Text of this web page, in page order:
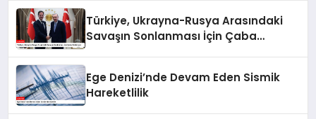
Türkiye, Ukrayna-Rusya Arasındaki
Savaşın Sonlanması İçin Çaba
Ege Denizi’nde Devam Eden Sismik
Hareketlilik